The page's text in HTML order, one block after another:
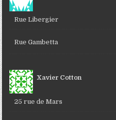
Rue Libergier
Rue Gambetta
Xavier Cotton
25 rue de Mars